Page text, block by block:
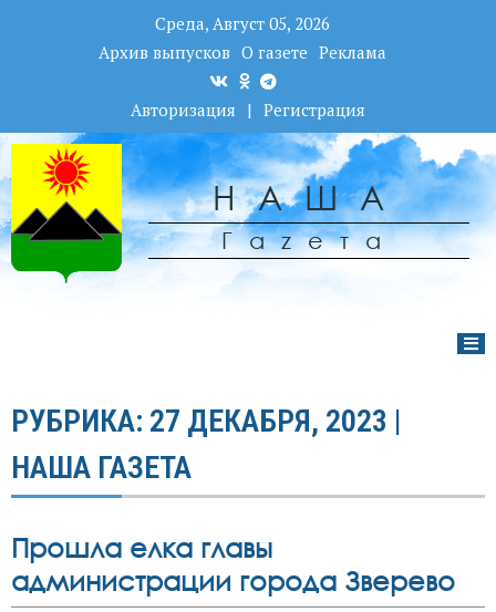
Среда, Август 05, 2026
Архив выпусков О газете Реклама
Авторизация | Регистрация
НАША
Гаzета
РУБРИКА: 27 ДЕКАБРЯ, 2023 |
НАША ГАЗЕТА
Прошла елка главы
администрации города Зверево